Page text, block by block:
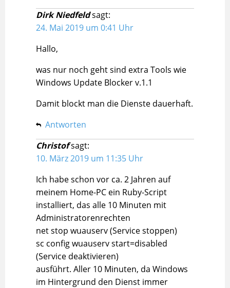
Dirk Niedfeldsagt:
24. Mai 2019 um 0:41 Uhr
Hallo,
was nur noch geht sind extra Tools wie
Windows Update Blocker v.1.1
Damit blockt man die Dienste dauerhaft.
Antworten
Christofsagt:
10. März 2019 um 11:35 Uhr
Ich habe schon vor ca. 2 Jahren auf
meinem Home-PC ein Ruby-Script
installiert, das alle 10 Minuten mit
Administratorenrechten
net stop wuauserv (Service stoppen)
sc config wuauserv start=disabled
(Service deaktivieren)
ausführt. Aller 10 Minuten, da Windows
im Hintergrund den Dienst immer